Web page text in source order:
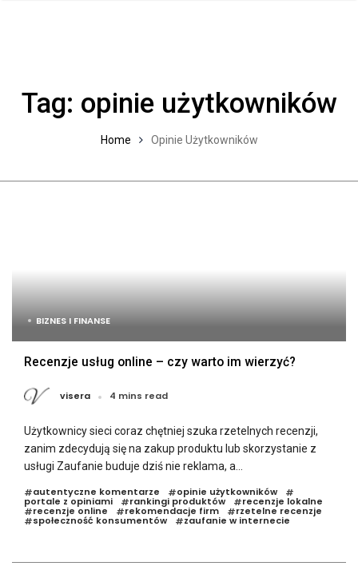
Tag: opinie użytkowników
Home Opinie Użytkowników
BIZNES I FINANSE
Recenzje usług online – czy warto im wierzyć?
visera 4 mins read
Użytkownicy sieci coraz chętniej szuka rzetelnych recenzji,
zanim zdecydują się na zakup produktu lub skorzystanie z
usługi Zaufanie buduje dziś nie reklama, a...
#autentyczne komentarze #opinie użytkowników #
portale z opiniami #rankingi produktów #recenzje lokalne
#recenzje online #rekomendacje firm #rzetelne recenzje
#społeczność konsumentów #zaufanie w internecie